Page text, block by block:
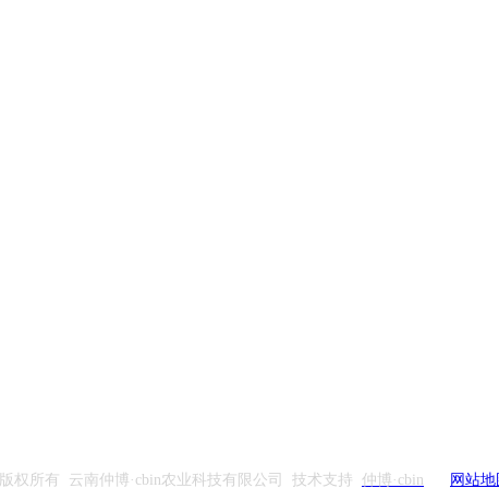
版权所有 云南仲博·cbin农业科技有限公司 技术支持 仲博·cbin 网站地